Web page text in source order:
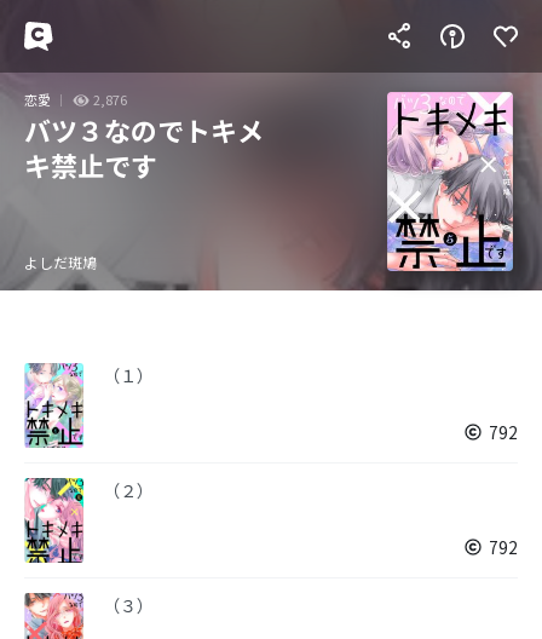
恋愛 2,876
バツ３なのでトキメ
キ禁止です
よしだ斑鳩
（１）
792
（２）
792
（３）